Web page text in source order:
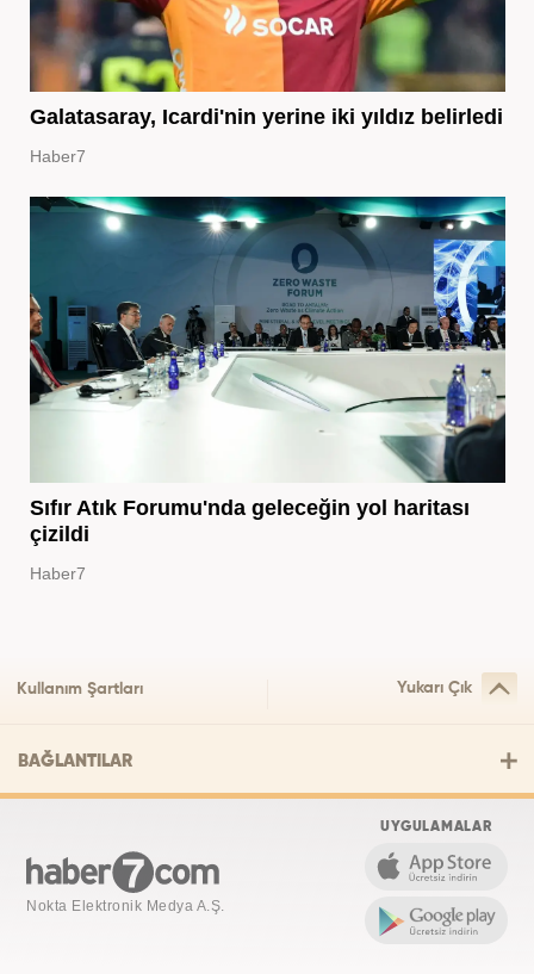
Galatasaray, Icardi'nin yerine iki yıldız belirledi
Haber7
Sıfır Atık Forumu'nda geleceğin yol haritası
çizildi
Haber7
Kullanım Şartları Yukarı Çık
BAĞLANTILAR
Nokta Elektronik Medya A.Ş.
UYGULAMALAR